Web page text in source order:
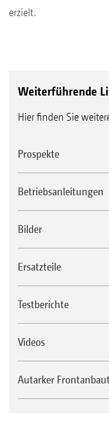
erzielt.
Weiterführende
Hier finden Sie
Prospekte
Betriebsanleitungen
Bilder
Ersatzteile
Testberichte
Videos
Autarker